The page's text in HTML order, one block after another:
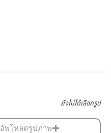
ยังไม่ได้เลือกรูป
อัพโหลดรูปภาพ